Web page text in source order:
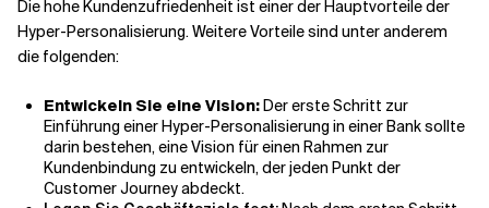
Die hohe Kundenzufriedenheit ist einer der Hauptvorteile der
Hyper-Personalisierung. Weitere Vorteile sind unter anderem
die folgenden:
Entwickeln Sie eine Vision:Der erste Schritt zur
Einführung einer Hyper-Personalisierung in einer Bank sollte
darin bestehen, eine Vision für einen Rahmen zur
Kundenbindung zu entwickeln, der jeden Punkt der
Customer Journey abdeckt.